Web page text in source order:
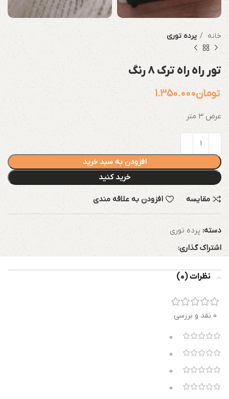
خانه پرده توری
تور راه راه ترک 8 رنگ
تومان1.350.000
عرض 3 متر
افزودن به سبد خرید
خرید کنید
مقایسه افزودن به علاقه مندی
دسته: پرده توری
اشتراک گذاری:
نظرات (0)
0 نقد و بررسی
0
0
0
0